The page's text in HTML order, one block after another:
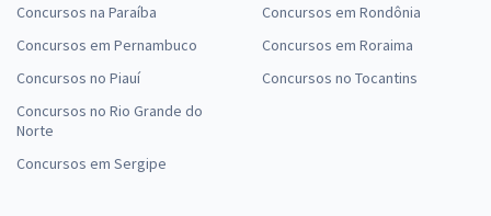
Concursos na Paraíba
Concursos em Pernambuco
Concursos no Piauí
Concursos no Rio Grande do
Norte
Concursos em Sergipe
Concursos em Rondônia
Concursos em Roraima
Concursos no Tocantins